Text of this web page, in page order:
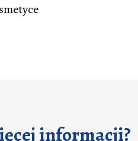
informacji?